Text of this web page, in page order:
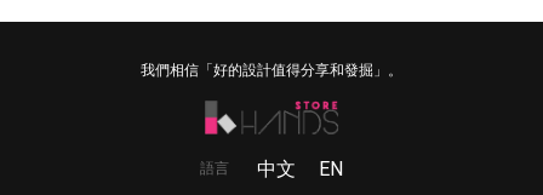
我們相信「好的設計值得分享和發掘」。
語言 中文 EN